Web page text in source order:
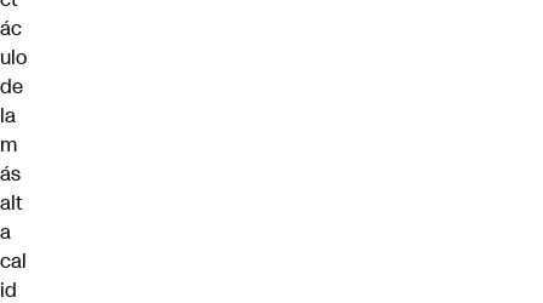
ác
ulo
de
la
m
ás
alt
a
cal
id